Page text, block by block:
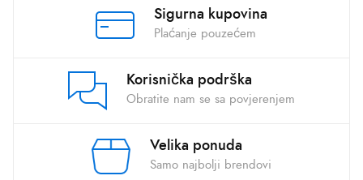
Sigurna kupovina
Plaćanje pouzećem
Korisnička podrška
Obratite nam se sa povjerenjem
Velika ponuda
Samo najbolji brendovi